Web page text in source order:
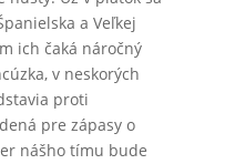
a Veľkej
ich čaká náročný
v neskorých
proti
pre zápasy o
nášho tímu bude